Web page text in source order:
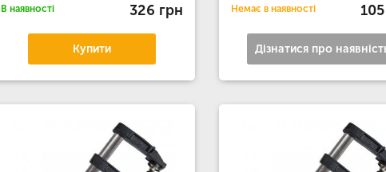
В наявності 326 грн
Купити
Немає в наявності
Дізнатися про